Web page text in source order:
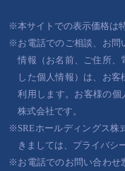
※本サイトでの表示価格は
※お電話でのご相談、お問
情報（お名前、ご住所、
した個人情報）は、お
利用します。お客様の個
株式会社です。
※SREホールディングス株
きましては、プライバシ
※お電話でのお問い合わせ